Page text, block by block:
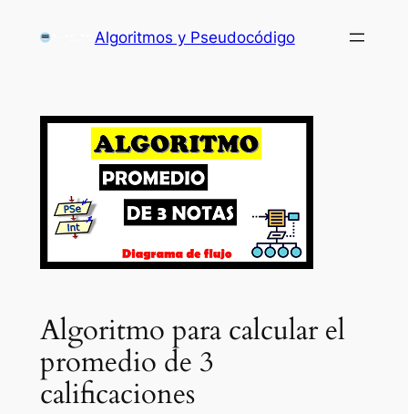
Algoritmos y Pseudocódigo
Algoritmo para calcular el
promedio de 3
calificaciones